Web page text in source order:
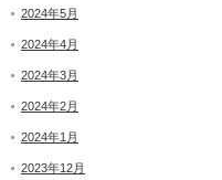
2024年5月
2024年4月
2024年3月
2024年2月
2024年1月
2023年12月